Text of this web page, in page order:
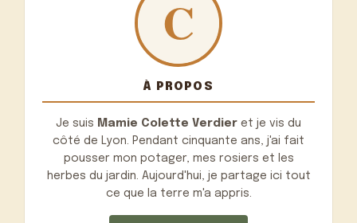
À PROPOS
Je suis Mamie Colette Verdier et je vis du
côté de Lyon. Pendant cinquante ans, j'ai fait
pousser mon potager, mes rosiers et les
herbes du jardin. Aujourd'hui, je partage ici tout
ce que la terre m'a appris.